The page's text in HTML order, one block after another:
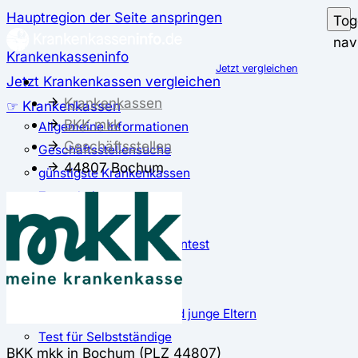
Hauptregion der Seite anspringen
Krankenkasseninfo
Jetzt Krankenkassen vergleichen
☞ Krankenkassen
Allgemeine Informationen
Geschäftsstellensuche
günstigste Krankenkassen
Zusatzbeitrag
✅ Krankenkassen Test
Der große Krankenkassentest
Test für Studierende
Test für Schwangere und junge Eltern
Test für Selbstständige
Jetzt vergleichen
Krankenkassen
BKK mkk
Geschäftsstellen
44807 Bochum
BKK mkk in Bochum (PLZ 44807)